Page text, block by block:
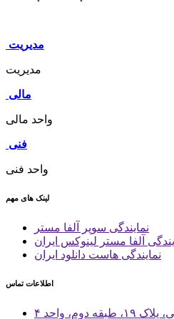
مدیریت
مدیریت
مالی
واحد مالی
فنی
واحد فنی
لینک های مهم
نمایندگی سوپر آلفا مستر
آلفا مستر لینوکس ایران
نمایندگی هاست دانلود ایران
اطلاعات تماس